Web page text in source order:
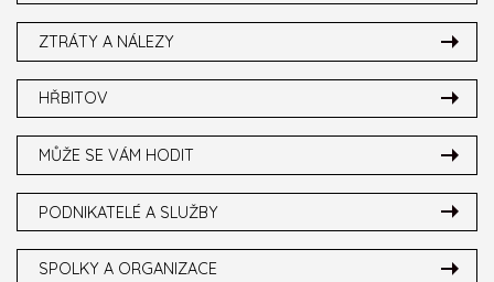
ZTRÁTY A NÁLEZY
HŘBITOV
MŮŽE SE VÁM HODIT
PODNIKATELÉ A SLUŽBY
SPOLKY A ORGANIZACE